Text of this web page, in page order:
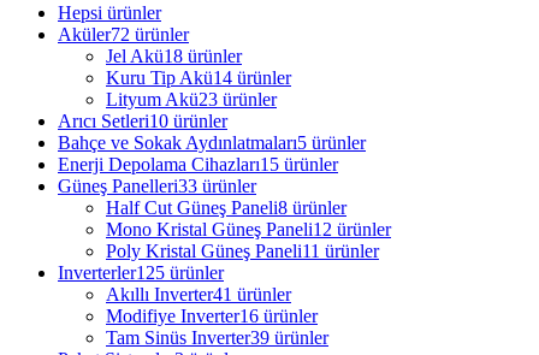
Hepsi ürünler
Aküler72 ürünler
Jel Akü18 ürünler
Kuru Tip Akü14 ürünler
Lityum Akü23 ürünler
Arıcı Setleri10 ürünler
Bahçe ve Sokak Aydınlatmaları5 ürünler
Enerji Depolama Cihazları15 ürünler
Güneş Panelleri33 ürünler
Half Cut Güneş Paneli8 ürünler
Mono Kristal Güneş Paneli12 ürünler
Poly Kristal Güneş Paneli11 ürünler
Inverterler125 ürünler
Akıllı Inverter41 ürünler
Modifiye Inverter16 ürünler
Tam Sinüs Inverter39 ürünler